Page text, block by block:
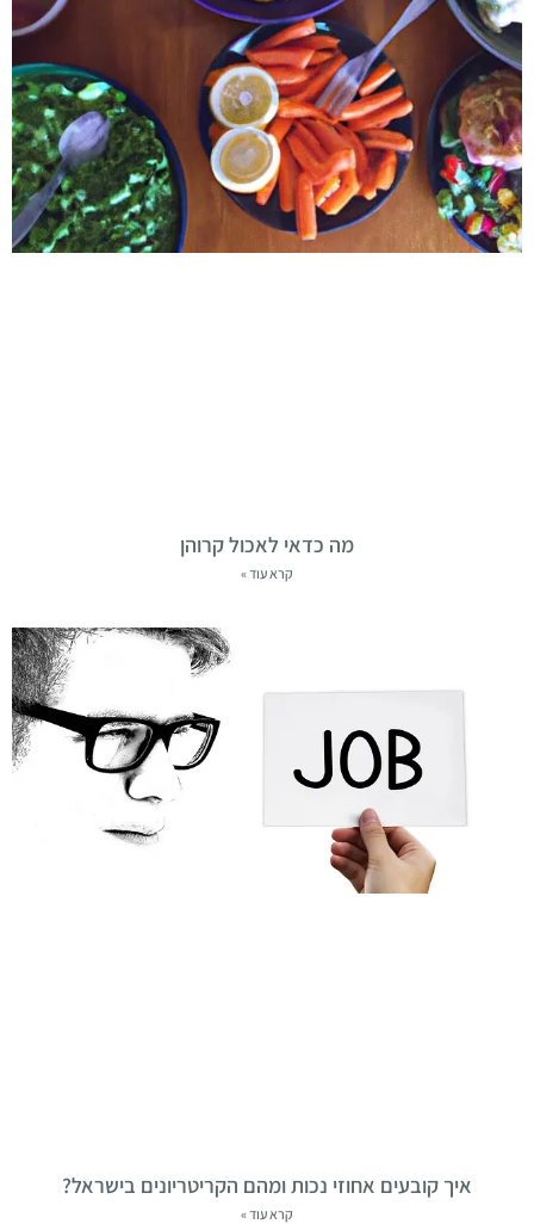
מה כדאי לאכול קרוהן
קרא עוד »
איך קובעים אחוזי נכות ומהם הקריטריונים בישראל?
קרא עוד »